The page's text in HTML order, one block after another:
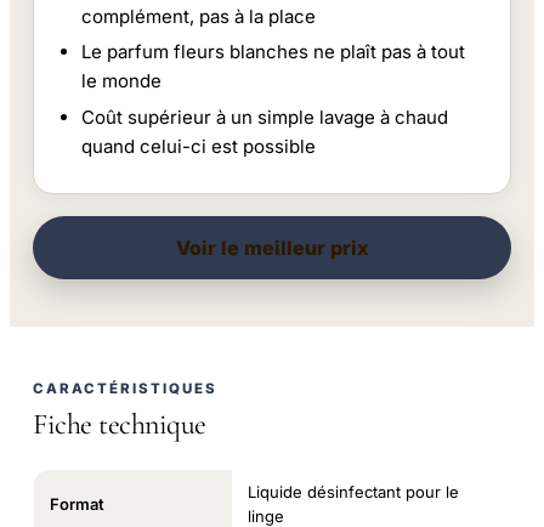
complément, pas à la place
Le parfum fleurs blanches ne plaît pas à tout
le monde
Coût supérieur à un simple lavage à chaud
quand celui-ci est possible
Voir le meilleur prix
CARACTÉRISTIQUES
Fiche technique
Format
Liquide désinfectant pour le
linge